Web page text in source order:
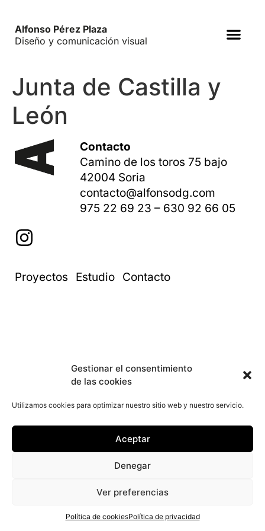
Gestionar el consentimiento
de las cookies
Utilizamos cookies para optimizar nuestro sitio web y nuestro servicio.
Aceptar
Denegar
Ver preferencias
Política de cookiesPolítica de privacidad
Alfonso Pérez Plaza
Diseño y comunicación visual
Junta de Castilla y
León
Contacto
Camino de los toros 75 bajo
42004 Soria
contacto@alfonsodg.com
975 22 69 23 – 630 92 66 05
Proyectos Estudio Contacto